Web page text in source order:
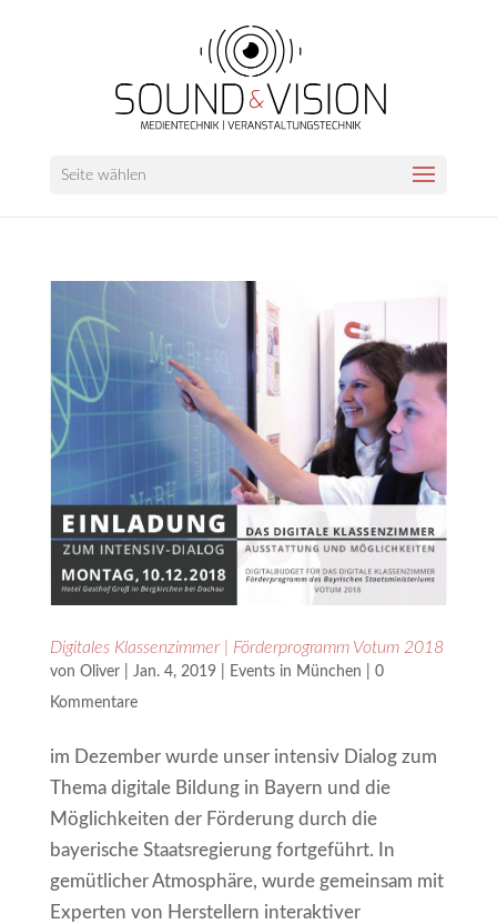
Seite wählen
Digitales Klassenzimmer | Förderprogramm Votum 2018
von Oliver| Jan. 4, 2019| Events in München
0
Kommentare
im Dezember wurde unser intensiv Dialog zum
Thema digitale Bildung in Bayern und die
Möglichkeiten der Förderung durch die
bayerische Staatsregierung fortgeführt. In
gemütlicher Atmosphäre, wurde gemeinsam mit
Experten von Herstellern interaktiver